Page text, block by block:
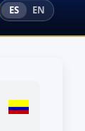
ES EN